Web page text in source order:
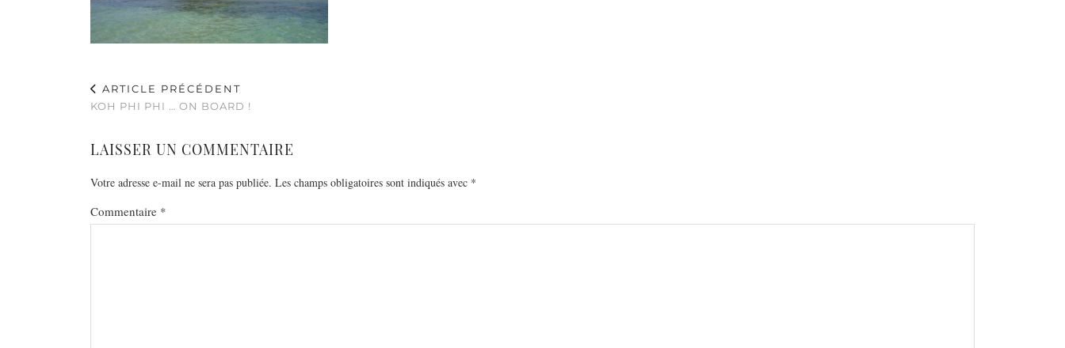
ARTICLE PRÉCÉDENT
KOH PHI PHI … ON BOARD !
LAISSER UN COMMENTAIRE
Votre adresse e-mail ne sera pas publiée. Les champs obligatoires sont indiqués avec *
Commentaire *